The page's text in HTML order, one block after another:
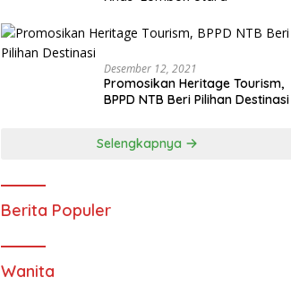
Desember 12, 2021
Promosikan Heritage Tourism,
BPPD NTB Beri Pilihan Destinasi
Selengkapnya
Berita Populer
Wanita